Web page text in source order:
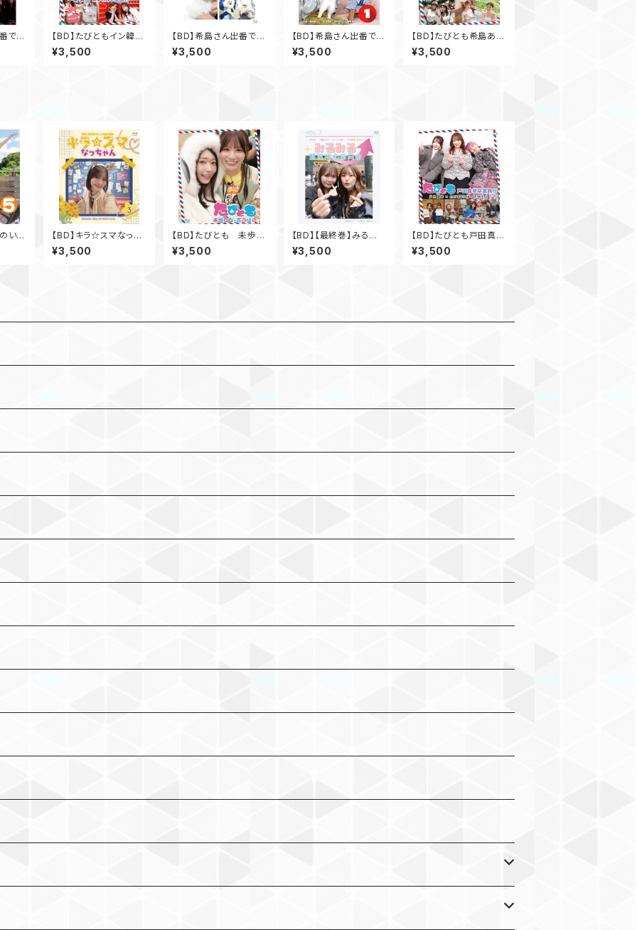
です
【BD】たびともイン韓
国 きじもえ卒業旅行
¥3,500
【BD】希島さん出番です
よ！Vol.2
¥3,500
【BD】希島さん出番です
よ！Vol.1
¥3,500
【BD】たびとも希島あい
り×山岸あや花
¥3,500
いま
【BD】キラ☆スマなっち
ゃんVol.3
¥3,500
【BD】たびとも 未歩な
な×古乃ほの
¥3,500
【BD】【最終巻】みるみ
る運気向上委員会Vol.
2
¥3,500
【BD】たびとも戸田真琴
卒業旅行
¥3,500